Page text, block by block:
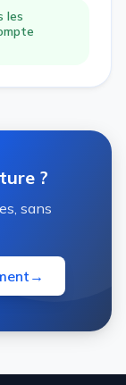
les
?
sans
→